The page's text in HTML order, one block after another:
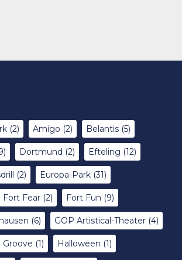
(2) Amigo (2) Belantis (5)
Dortmund (2) Efteling (12)
(2) Europa-Park (31)
Fort Fear (2) Fort Fun (9)
(6) GOP Artistical-Theater (4)
Groove (1) Halloween (1)